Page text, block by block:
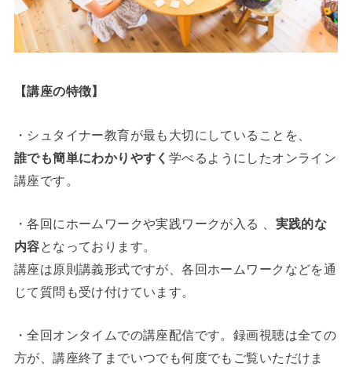
【講座の特徴】
・シュタイナー教育が最も大切にしていることを、
誰でも簡単にわかりやすく 学べるようにしたオンライン
講座です。
・各回にホームワークや実践ワークが入る 、 実践的な
内容となっております。
講座は原則講義形式ですが、各回ホームワークなどを通
じて質問も受け付けています。
・全回オンタイムでの講座配信です。録画視聴は全ての
方が、講座終了までいつでも何度でもご覧いただけま